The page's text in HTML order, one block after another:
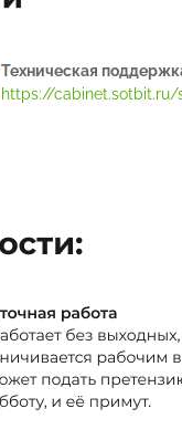
Техническая
https://